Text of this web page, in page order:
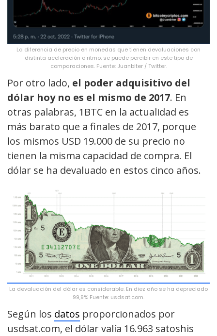
La diferencia de precio en monedas que tienen devaluaciones con
distinta aceleración o ritmo, se puede percibir en este tipo de
comparaciones. Fuente: Juanbiter / Twitter.
Por otro lado, el poder adquisitivo del
dólar hoy no es el mismo de 2017. En
otras palabras, 1BTC en la actualidad es
más barato que a finales de 2017, porque
los mismos USD 19.000 de su precio no
tienen la misma capacidad de compra. El
dólar se ha devaluado en estos cinco años.
La devaluación del dólar es considerable. En diez año se ha depreciado
99,9% Fuente: usdsat.com.
Según los datos proporcionados por
usdsat.com, el dólar valía 16.963 satoshis